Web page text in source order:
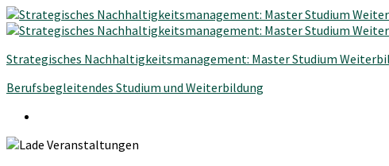
Strategisches Nachhaltigkeitsmanagement: Master Studium
Berufsbegleitendes Studium und Weiterbildung